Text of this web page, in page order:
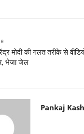
मोदी की गलत तरीके से
भेजा जेल
Pankaj